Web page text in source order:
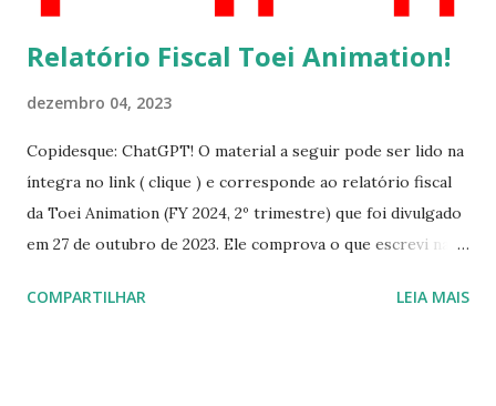
Relatório Fiscal Toei Animation!
dezembro 04, 2023
Copidesque: ChatGPT! O material a seguir pode ser lido na
íntegra no link ( clique ) e corresponde ao relatório fiscal
da Toei Animation (FY 2024, 2º trimestre) que foi divulgado
em 27 de outubro de 2023. Ele comprova o que escrevi na
que publiquei aqui em maio deste ano. Resumindo o que
COMPARTILHAR LEIA MAIS